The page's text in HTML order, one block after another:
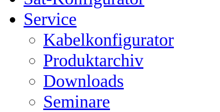
Service
Kabelkonfigurator
Produktarchiv
Downloads
Seminare